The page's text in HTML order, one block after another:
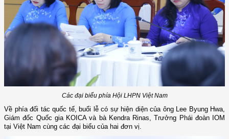
Các đại biểu phía Hội LHPN Việt Nam
Về phía đối tác quốc tế, buổi lễ có sự hiện diện của ôngLee Byung Hwa,
Giám đốc Quốc gia KOICA và bà Kendra Rinas, Trưởng Phái đoàn IOM
tại Việt Nam cùng các đại biểu của hai đơn vị.